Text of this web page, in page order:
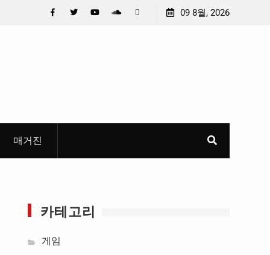
년이 만든 U대회 홍보 영상…최종 6편 선정
중요 메일메일 제
09 8월, 2026
매거진
카테고리
게임